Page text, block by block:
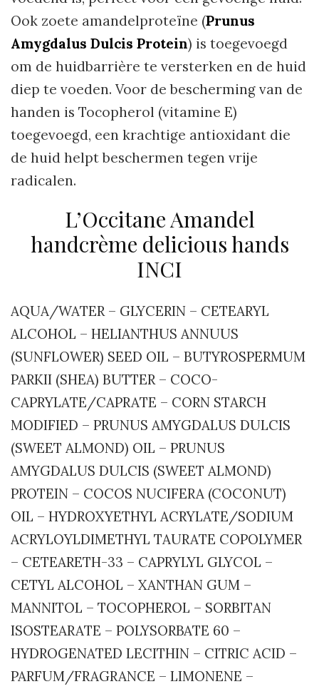
Ook zoete amandelproteïne (Prunus
Amygdalus Dulcis Protein) is toegevoegd
om de huidbarrière te versterken en de huid
diep te voeden. Voor de bescherming van de
handen is Tocopherol (vitamine E)
toegevoegd, een krachtige antioxidant die
de huid helpt beschermen tegen vrije
radicalen.
L’Occitane Amandel
handcrème delicious hands
INCI
AQUA/WATER – GLYCERIN – CETEARYL
ALCOHOL – HELIANTHUS ANNUUS
(SUNFLOWER) SEED OIL – BUTYROSPERMUM
PARKII (SHEA) BUTTER – COCO-
CAPRYLATE/CAPRATE – CORN STARCH
MODIFIED – PRUNUS AMYGDALUS DULCIS
(SWEET ALMOND) OIL – PRUNUS
AMYGDALUS DULCIS (SWEET ALMOND)
PROTEIN – COCOS NUCIFERA (COCONUT)
OIL – HYDROXYETHYL ACRYLATE/SODIUM
ACRYLOYLDIMETHYL TAURATE COPOLYMER
– CETEARETH-33 – CAPRYLYL GLYCOL –
CETYL ALCOHOL – XANTHAN GUM –
MANNITOL – TOCOPHEROL – SORBITAN
ISOSTEARATE – POLYSORBATE 60 –
HYDROGENATED LECITHIN – CITRIC ACID –
PARFUM/FRAGRANCE – LIMONENE –